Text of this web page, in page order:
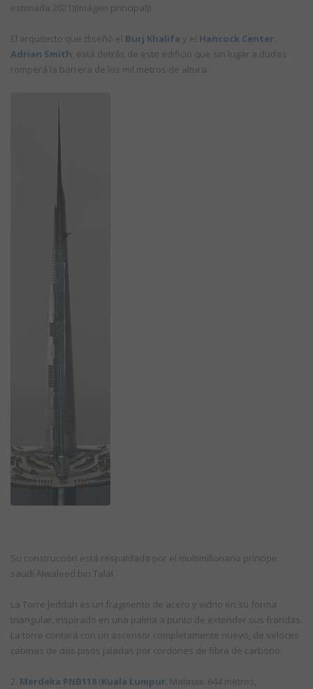
estimada 2021)(Imágen principal))
El arquitecto que diseñó el Burj Khalifa y el Hancock Center,
Adrian Smith, está detrás de este edificio que sin lugar a dudas
romperá la barrera de los mil metros de altura.
Su construcción está respaldada por el multimillonario príncipe
saudí Alwaleed bin Talal.
La Torre Jeddah es un fragmento de acero y vidrio en su forma
triangular, inspirado en una palma a punto de extender sus frondas.
La torre contará con un ascensor completamente nuevo, de veloces
cabinas de dos pisos jaladas por cordones de fibra de carbono.
2. Merdeka PNB118(Kuala Lumpur, Malasia: 644 metros,